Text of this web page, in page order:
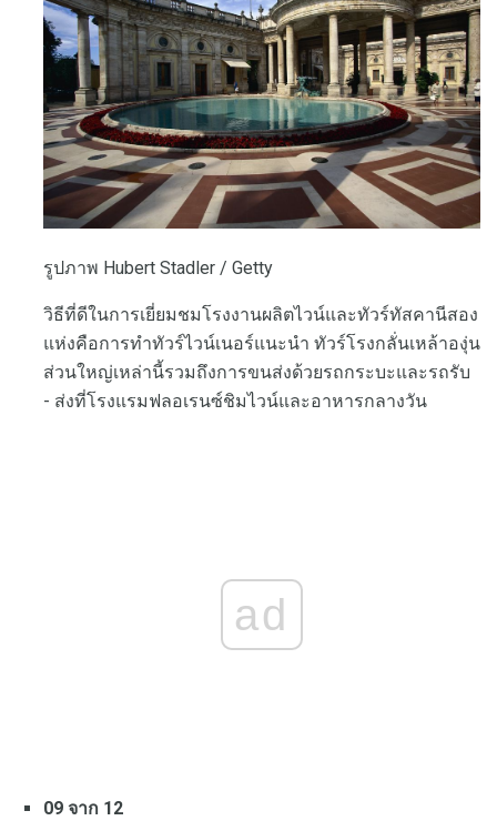
รูปภาพ Hubert Stadler / Getty
วิธีที่ดีในการเยี่ยมชมโรงงานผลิตไวน์และทัวร์ทัสคานีสอง
แห่งคือการทำทัวร์ไวน์เนอร์แนะนำ ทัวร์โรงกลั่นเหล้าองุ่น
ส่วนใหญ่เหล่านี้รวมถึงการขนส่งด้วยรถกระบะและรถรับ
- ส่งที่โรงแรมฟลอเรนซ์ชิมไวน์และอาหารกลางวัน
ad
09 จาก 12